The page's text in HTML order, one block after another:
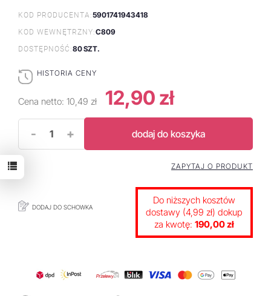
KOD PRODUCENTA:5901741943418
KOD WEWNĘTRZNY:C809
DOSTĘPNOŚĆ:80 SZT.
HISTORIA CENY
Cena netto: 10,49 zł 12,90 zł
- + dodaj do koszyka
DODAJ DO SCHOWKA
ZAPYTAJ O PRODUKT
Do niższych kosztów
dostawy (4,99 zł) dokup
za kwotę: 190,00 zł